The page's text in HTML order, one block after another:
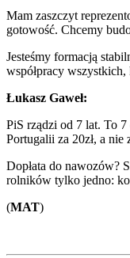
Mam zaszczyt
gotowość. Chcemy
Jesteśmy formacją
współpracy
Łukasz Gaweł:
PiS rządzi od 7 lat. To
Portugalii za 20zł, a nie
Dopłata do nawozów?
rolników tylko jedno:
(MAT)